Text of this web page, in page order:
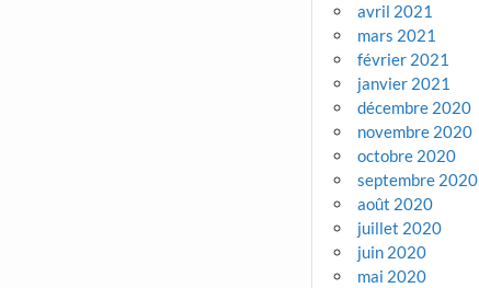
avril 2021
mars 2021
février 2021
janvier 2021
décembre 2020
novembre 2020
octobre 2020
septembre 2020
août 2020
juillet 2020
juin 2020
mai 2020